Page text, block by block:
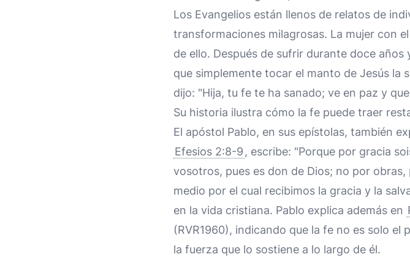
Los Evangelios están llenos de relatos de
transformaciones milagrosas. La mujer con
de ello. Después de sufrir durante doce
que simplemente tocar el manto de Jesús la
dijo: "Hija, tu fe te ha sanado; ve en paz y
Su historia ilustra cómo la fe puede traer
El apóstol Pablo, en sus epístolas, también
Efesios 2:8-9 , escribe: "Porque por gracia
vosotros, pues es don de Dios; no por obras,
medio por el cual recibimos la gracia y la
en la vida cristiana. Pablo explica además en
(RVR1960), indicando que la fe no es solo
la fuerza que lo sostiene a lo largo de él.